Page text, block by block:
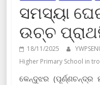
ସମସ୍ୟା
ଉଚ୍ଚ
18/11/2025
Higher Primary School in
କେନ୍ଦୁଝର (ପୂର୍ଣ୍ଣଚନ୍ଦ୍ର